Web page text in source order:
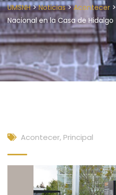
UMSNH>Noticias>Acontecer >
Nacional en la Casa de Hidalgo
Acontecer, Principal